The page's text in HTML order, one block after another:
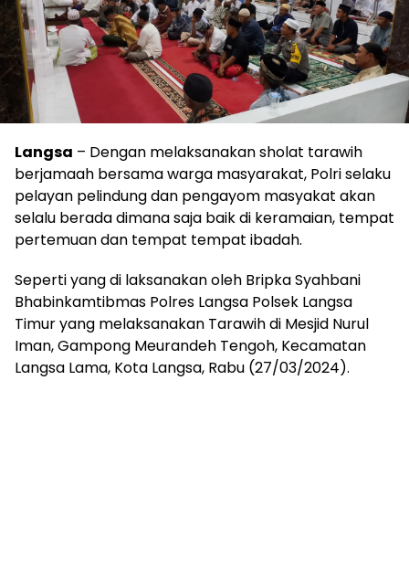
Langsa – Dengan melaksanakan sholat tarawih
berjamaah bersama warga masyarakat, Polri selaku
pelayan pelindung dan pengayom masyakat akan
selalu berada dimana saja baik di keramaian, tempat
pertemuan dan tempat tempat ibadah.
Seperti yang di laksanakan oleh Bripka Syahbani
Bhabinkamtibmas Polres Langsa Polsek Langsa
Timur yang melaksanakan Tarawih di Mesjid Nurul
Iman, Gampong Meurandeh Tengoh, Kecamatan
Langsa Lama, Kota Langsa, Rabu (27/03/2024).